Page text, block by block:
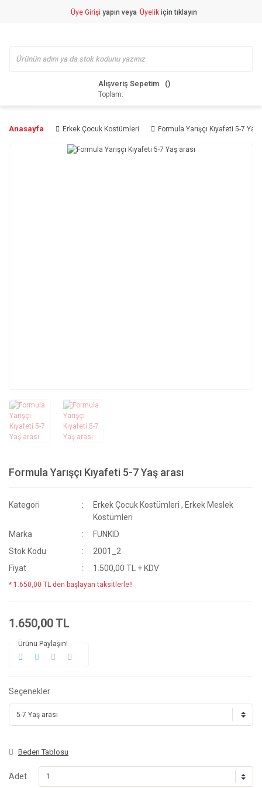
Üye Girişi yapın veya Üyelik için tıklayın
Alışveriş Sepetim
Toplam:
Anasayfa Erkek Çocuk Kostümleri Formula Yarışçı Kıyafeti 5-7 Yaş
Formula Yarışçı Kıyafeti 5-7 Yaş arası
Kategori Erkek Çocuk Kostümleri , Erkek Meslek
Kostümleri
Marka
FUNKID
Stok Kodu
2001_2
Fiyat
1.500,00 TL + KDV
* 1.650,00 TL den başlayan taksitlerle!!
1.650,00 TL
Ürünü Paylaşın!
Seçenekler
Beden Tablosu
Adet